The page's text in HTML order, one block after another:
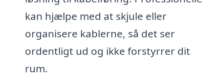
kan hjælpe med at skjule eller
organisere kablerne, så det ser
ordentligt ud og ikke forstyrrer dit
rum.